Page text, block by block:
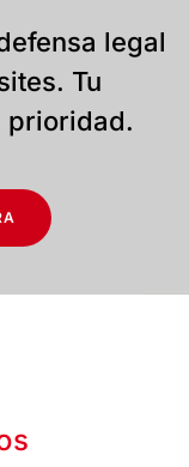
legal
Tu
prioridad.